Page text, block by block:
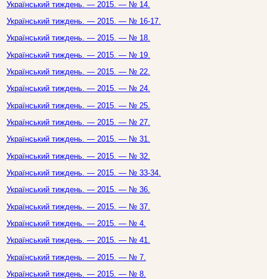
Український тиждень. — 2015. — № 14.
Український тиждень. — 2015. — № 16-17.
Український тиждень. — 2015. — № 18.
Український тиждень. — 2015. — № 19.
Український тиждень. — 2015. — № 22.
Український тиждень. — 2015. — № 24.
Український тиждень. — 2015. — № 25.
Український тиждень. — 2015. — № 27.
Український тиждень. — 2015. — № 31.
Український тиждень. — 2015. — № 32.
Український тиждень. — 2015. — № 33-34.
Український тиждень. — 2015. — № 36.
Український тиждень. — 2015. — № 37.
Український тиждень. — 2015. — № 4.
Український тиждень. — 2015. — № 41.
Український тиждень. — 2015. — № 7.
Український тиждень. — 2015. — № 8.